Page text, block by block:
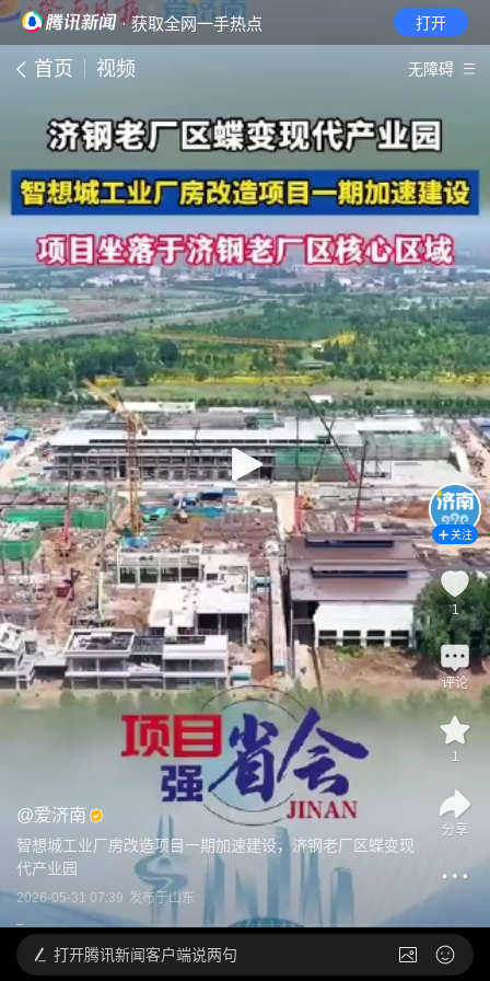
· 获取全网一手热点 打开
首页 视频 无障碍
@爱济南
智想城工业厂房改造项目一期加速建设，济钢老厂区蝶变现
代产业园
2026-05-31 07:39 发布于山东
关注
1
评论
1
分享
打开腾讯新闻客户端说两句